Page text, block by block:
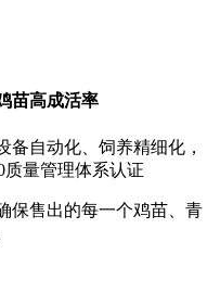
苗高成活率
备自动化、饲养精细化，
质量管理体系认证
保售出的每一个鸡苗、青